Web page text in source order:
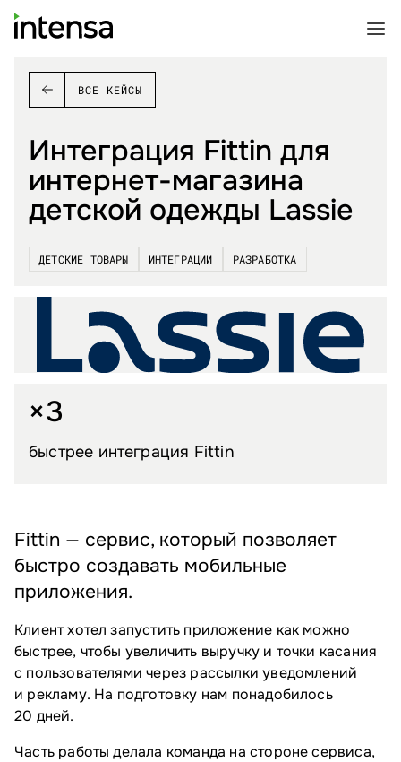
ВСЕ КЕЙСЫ
Интеграция Fittin для
интернет-магазина
детской одежды Lassie
ДЕТСКИЕ ТОВАРЫ ИНТЕГРАЦИИ РАЗРАБОТКА
×3
быстрее интеграция Fittin
Fittin — сервис, который позволяет
быстро создавать мобильные
приложения.
Клиент хотел запустить приложение как можно
быстрее, чтобы увеличить выручку и точки касания
с пользователями через рассылки уведомлений
и рекламу. На подготовку нам понадобилось
20 дней.
Часть работы делала команда на стороне сервиса,